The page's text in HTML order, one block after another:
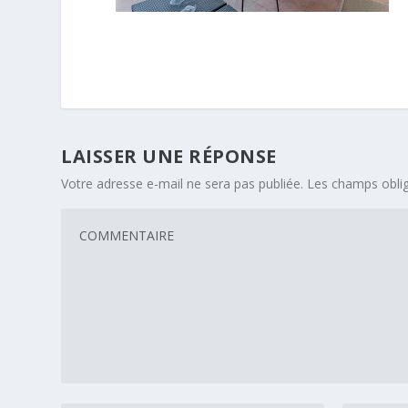
LAISSER UNE RÉPONSE
Votre adresse e-mail ne sera pas publiée. Les champs